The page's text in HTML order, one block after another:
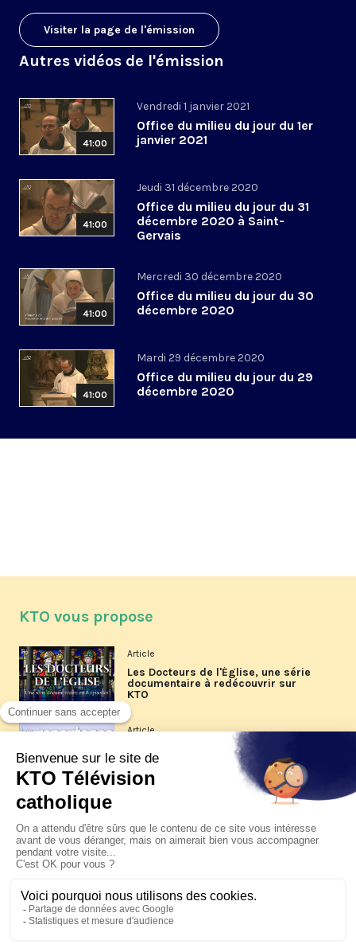
Visiter la page de l'émission
Autres vidéos de l'émission
41:00
Vendredi 1 janvier 2021
Office du milieu du jour du 1er
janvier 2021
41:00
Jeudi 31 décembre 2020
Office du milieu du jour du 31
décembre 2020 à Saint-
Gervais
41:00
Mercredi 30 décembre 2020
Office du milieu du jour du 30
décembre 2020
41:00
Mardi 29 décembre 2020
Office du milieu du jour du 29
décembre 2020
KTO vous propose
Article
Les Docteurs de l'Église, une série
documentaire à redécouvrir sur
KTO
Article
Les reportages d'été 2026 de KTO
La visite pastorale du pape Léon
XIV à Assise à suivre sur KTO le
jeudi 6 août
Le pape en Uruguay, Argentine et
Pérou du 6 au 17 novembre 2026